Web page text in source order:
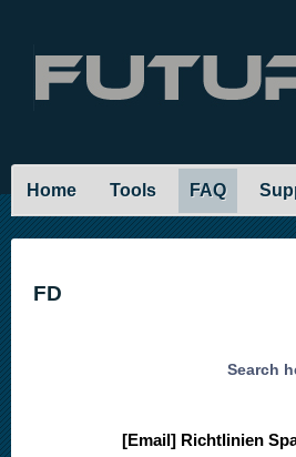
Home Tools FAQ
FD
Search
[Email] Richtlinien